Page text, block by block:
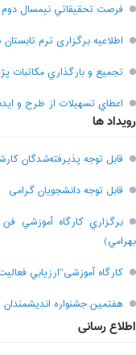
فرصت تحقيقاتي نیمسال دوم ۱۴۰۴-۱۴۰۵
اطلاعیه برگزاری ترم تابستان سال ۱۴۰۵ دانشگاه حکیم
تجميع و بارگذاري مکاتبات
اعطاي تسهيلات از طرح و
رویداد ها
قابل توجه پذیرفته‌شدگان کارشناسی ارشد سال
قابل توجه دانشجویان گرامی
بهرامي)
کارگاه آموزشی”ارزيابي
هفتمين جشنواره انديشمندان
اطلاع رسانی